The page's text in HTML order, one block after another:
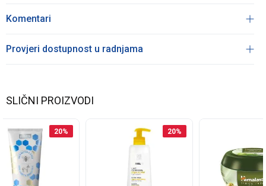
Komentari
Provjeri dostupnost u radnjama
SLIČNI PROIZVODI
20% 20%